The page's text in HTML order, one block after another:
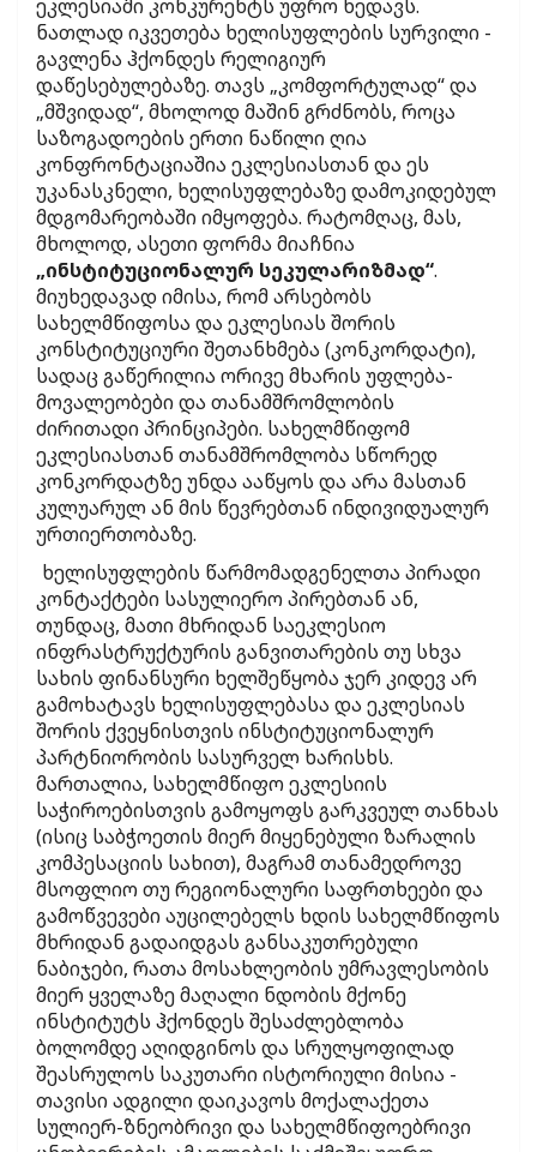
ეკლესიაში კონკურენტს უფრო ხედავს.
ნათლად იკვეთება ხელისუფლების სურვილი -
გავლენა ჰქონდეს რელიგიურ
დაწესებულებაზე. თავს „კომფორტულად“ და
„მშვიდად“, მხოლოდ მაშინ გრძნობს, როცა
საზოგადოების ერთი ნაწილი ღია
კონფრონტაციაშია ეკლესიასთან და ეს
უკანასკნელი, ხელისუფლებაზე დამოკიდებულ
მდგომარეობაში იმყოფება. რატომღაც, მას,
მხოლოდ, ასეთი ფორმა მიაჩნია
„ინსტიტუციონალურ სეკულარიზმად“.
მიუხედავად იმისა, რომ არსებობს
სახელმწიფოსა და ეკლესიას შორის
კონსტიტუციური შეთანხმება (კონკორდატი),
სადაც გაწერილია ორივე მხარის უფლება-
მოვალეობები და თანამშრომლობის
ძირითადი პრინციპები. სახელმწიფომ
ეკლესიასთან თანამშრომლობა სწორედ
კონკორდატზე უნდა ააწყოს და არა მასთან
კულუარულ ან მის წევრებთან ინდივიდუალურ
ურთიერთობაზე.
ხელისუფლების წარმომადგენელთა პირადი
კონტაქტები სასულიერო პირებთან ან,
თუნდაც, მათი მხრიდან საეკლესიო
ინფრასტრუქტურის განვითარების თუ სხვა
სახის ფინანსური ხელშეწყობა ჯერ კიდევ არ
გამოხატავს ხელისუფლებასა და ეკლესიას
შორის ქვეყნისთვის ინსტიტუციონალურ
პარტნიორობის სასურველ ხარისხს.
მართალია, სახელმწიფო ეკლესიის
საჭიროებისთვის გამოყოფს გარკვეულ თანხას
(ისიც საბჭოეთის მიერ მიყენებული ზარალის
კომპესაციის სახით), მაგრამ თანამედროვე
მსოფლიო თუ რეგიონალური საფრთხეები და
გამოწვევები აუცილებელს ხდის სახელმწიფოს
მხრიდან გადაიდგას განსაკუთრებული
ნაბიჯები, რათა მოსახლეობის უმრავლესობის
მიერ ყველაზე მაღალი ნდობის მქონე
ინსტიტუტს ჰქონდეს შესაძლებლობა
ბოლომდე აღიდგინოს და სრულყოფილად
შეასრულოს საკუთარი ისტორიული მისია -
თავისი ადგილი დაიკავოს მოქალაქეთა
სულიერ-ზნეობრივი და სახელმწიფოებრივი